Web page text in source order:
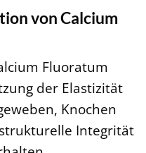
von Calcium
Fluoratum
der Elastizität
Knochen
Integrität